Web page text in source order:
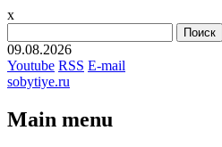
x
09.08.2026
Youtube RSS E-mail
sobytiye.ru
Main menu